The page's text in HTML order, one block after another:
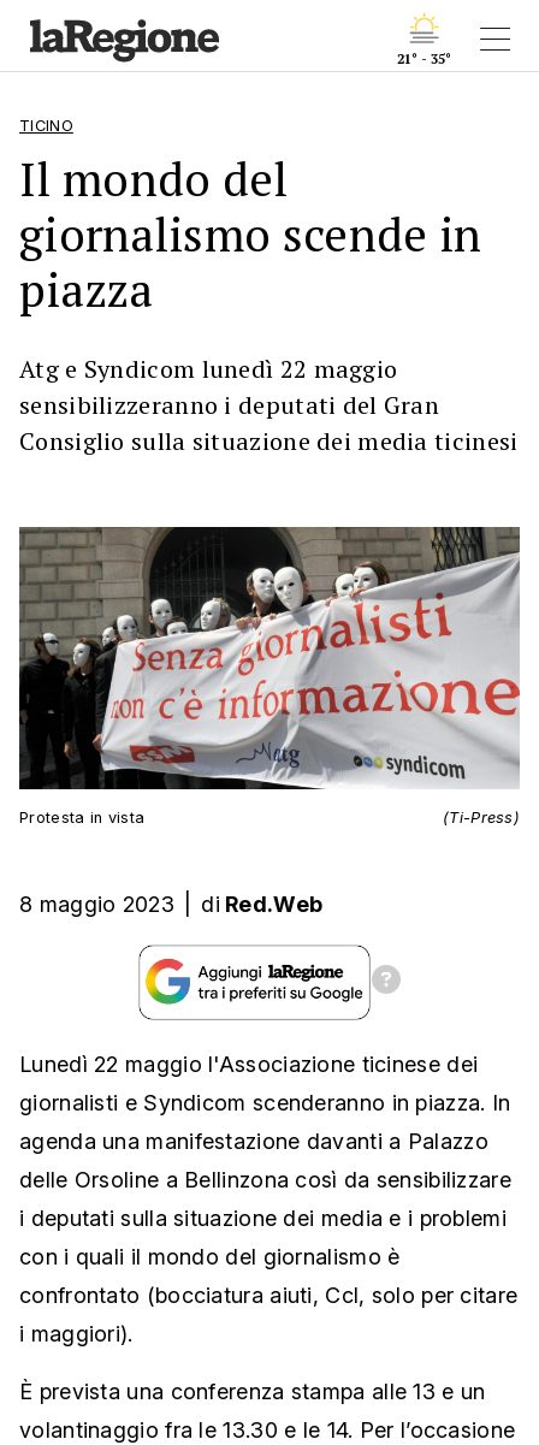
21° - 35°
TICINO
Il mondo del
giornalismo scende in
piazza
Atg e Syndicom lunedì 22 maggio
sensibilizzeranno i deputati del Gran
Consiglio sulla situazione dei media ticinesi
Protesta in vista (Ti-Press)
8 maggio 2023 di Red.Web
Lunedì 22 maggio l'Associazione ticinese dei
giornalisti e Syndicom scenderanno in piazza. In
agenda una manifestazione davanti a Palazzo
delle Orsoline a Bellinzona così da sensibilizzare
i deputati sulla situazione dei media e i problemi
con i quali il mondo del giornalismo è
confrontato (bocciatura aiuti, Ccl, solo per citare
i maggiori).
È prevista una conferenza stampa alle 13 e un
volantinaggio fra le 13.30 e le 14. Per l’occasione